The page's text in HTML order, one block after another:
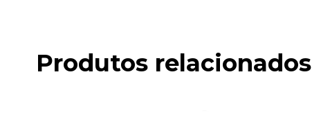
Produtos relacionados